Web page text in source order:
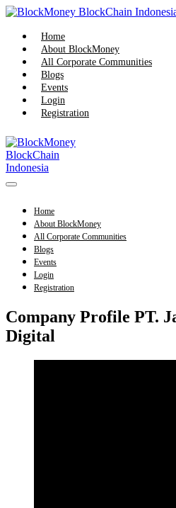
Skip
content
Home
About BlockMoney
All Corporate Communities
Blogs
Events
Login
Registration
Menu
Home
About BlockMoney
All Corporate Communities
Blogs
Events
Login
Registration
Company Profile PT.
Digital